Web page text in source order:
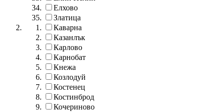
Елхово
Златица
Каварна
Казанлък
Карлово
Карнобат
Кнежа
Козлодуй
Костенец
Костинброд
Кочериново